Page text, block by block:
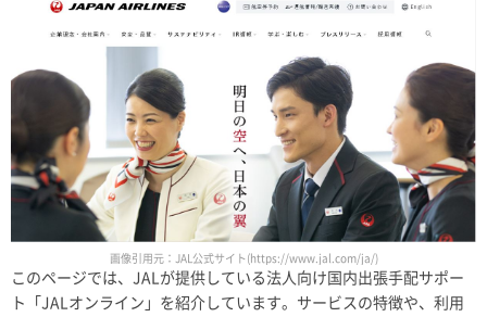
画像引用元：JAL公式サイト(https://www.jal.com/ja/)
このページでは、JALが提供している法人向け国内出張手配サポー
ト「JALオンライン」を紹介しています。サービスの特徴や、利用